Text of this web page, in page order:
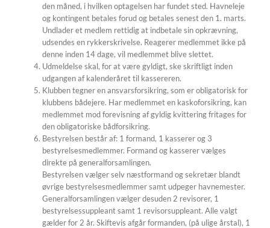
den måned, i hvilken optagelsen har fundet sted. Havneleje
og kontingent betales forud og betales senest den 1. marts.
Undlader et medlem rettidig at indbetale sin opkrævning,
udsendes en rykkerskrivelse. Reagerer medlemmet ikke på
denne inden 14 dage, vil medlemmet blive slettet.
Udmeldelse skal, for at være gyldigt, ske skriftligt inden
udgangen af kalenderåret til kassereren.
Klubben tegner en ansvarsforsikring, som er obligatorisk for
klubbens bådejere. Har medlemmet en kaskoforsikring, kan
medlemmet mod forevisning af gyldig kvittering fritages for
den obligatoriske bådforsikring.
Bestyrelsen består af: 1 formand, 1 kasserer og 3
bestyrelsesmedlemmer. Formand og kasserer vælges
direkte på generalforsamlingen.
Bestyrelsen vælger selv næstformand og sekretær blandt
øvrige bestyrelsesmedlemmer samt udpeger havnemester.
Generalforsamlingen vælger desuden 2 revisorer, 1
bestyrelsessuppleant samt 1 revisorsuppleant. Alle valgt
gælder for 2 år. Skiftevis afgår formanden, (på ulige årstal), 1